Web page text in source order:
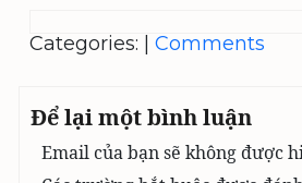
Categories: Comments
Để lại một bình luận
Email của bạn sẽ không được